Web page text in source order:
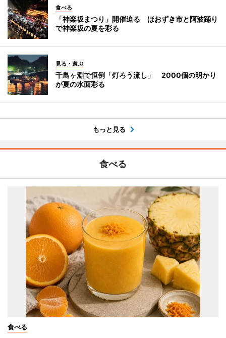
食べる
「神楽坂まつり」開催迫る ほおずき市と阿波踊り
で神楽坂の夏を彩る
見る・遊ぶ
千鳥ヶ淵で恒例「灯ろう流し」 2000個の明かり
が夏の水面彩る
もっと見る
食べる
食べる